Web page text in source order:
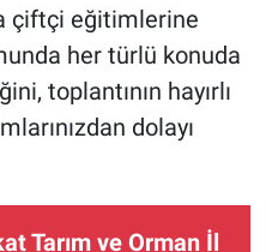
çiftçi eğitimlerine
her türlü konuda
toplantının hayırlı
dolayı
Tarım ve Orman İl